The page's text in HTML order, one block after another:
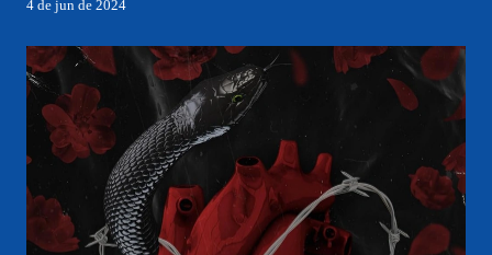
4 de jun de 2024